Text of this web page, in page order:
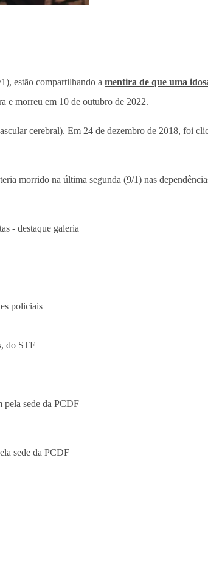
estão compartilhando a mentira de que uma
e morreu em 10 de outubro de 2022.
cerebral). Em 24 de dezembro de 2018, foi
morrido na última segunda (9/1) nas
sede da PCDF